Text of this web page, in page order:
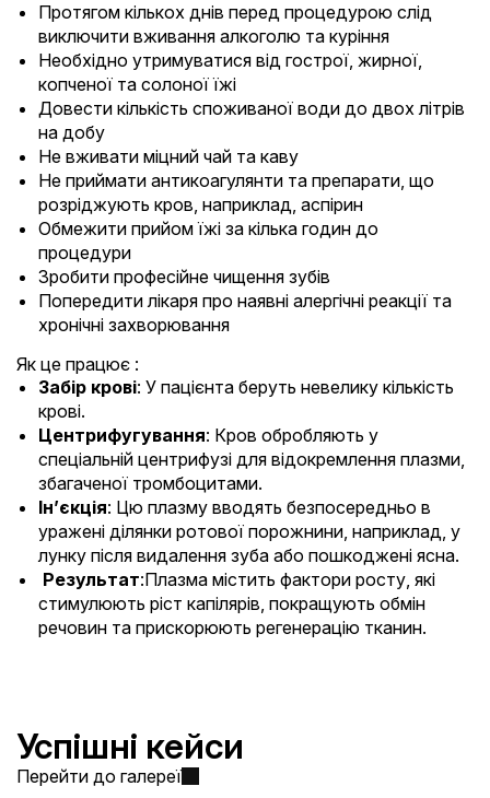
Протягом кількох днів перед процедурою слід
виключити вживання алкоголю та куріння
Необхідно утримуватися від гострої, жирної,
копченої та солоної їжі
Довести кількість споживаної води до двох літрів
на добу
Не вживати міцний чай та каву
Не приймати антикоагулянти та препарати, що
розріджують кров, наприклад, аспірин
Обмежити прийом їжі за кілька годин до
процедури
Зробити професійне чищення зубів
Попередити лікаря про наявні алергічні реакції та
хронічні захворювання
Як це працює :
Забір крові: У пацієнта беруть невелику кількість
крові.
Центрифугування: Кров обробляють у
спеціальній центрифузі для відокремлення плазми,
збагаченої тромбоцитами.
Ін’єкція: Цю плазму вводять безпосередньо в
уражені ділянки ротової порожнини, наприклад, у
лунку після видалення зуба або пошкоджені ясна.
Результат:Плазма містить фактори росту, які
стимулюють ріст капілярів, покращують обмін
речовин та прискорюють регенерацію тканин.
Успішні кейси
Перейти до галереї